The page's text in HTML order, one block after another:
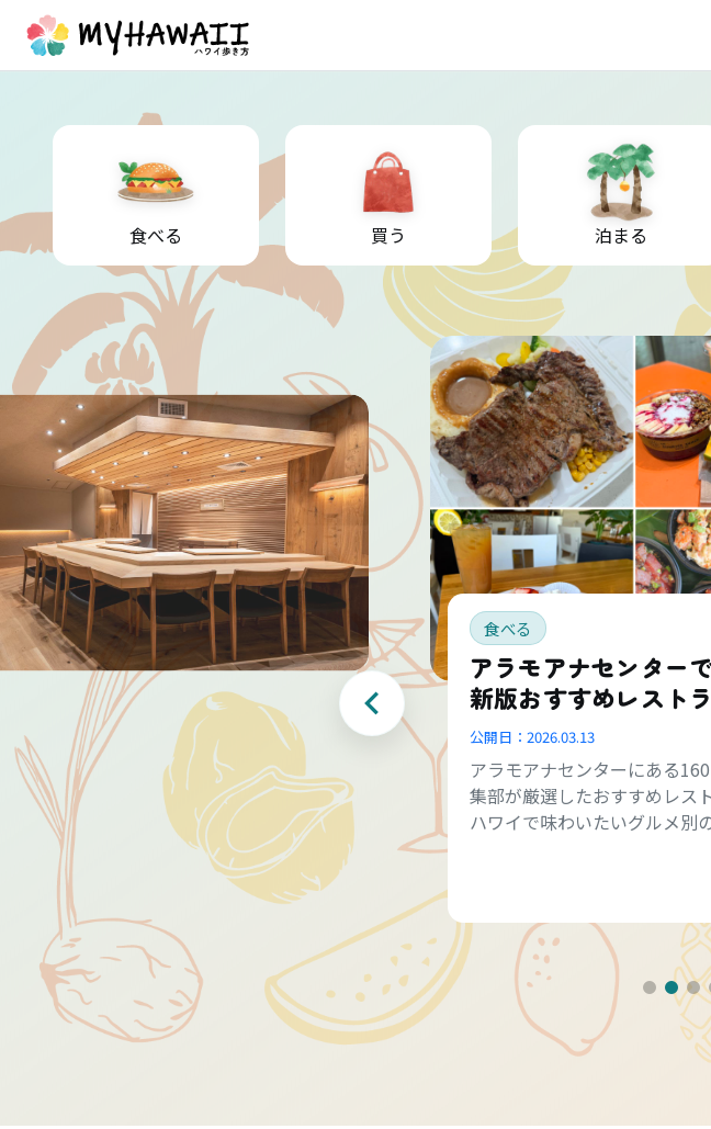
食べる 買う 泊まる
食べる
アラモアナセンター
新版おすすめレスト
公開日： 2026.03.13
アラモアナセンターにある
集部が厳選したおすすめレス
ハワイで味わいたいグルメ別